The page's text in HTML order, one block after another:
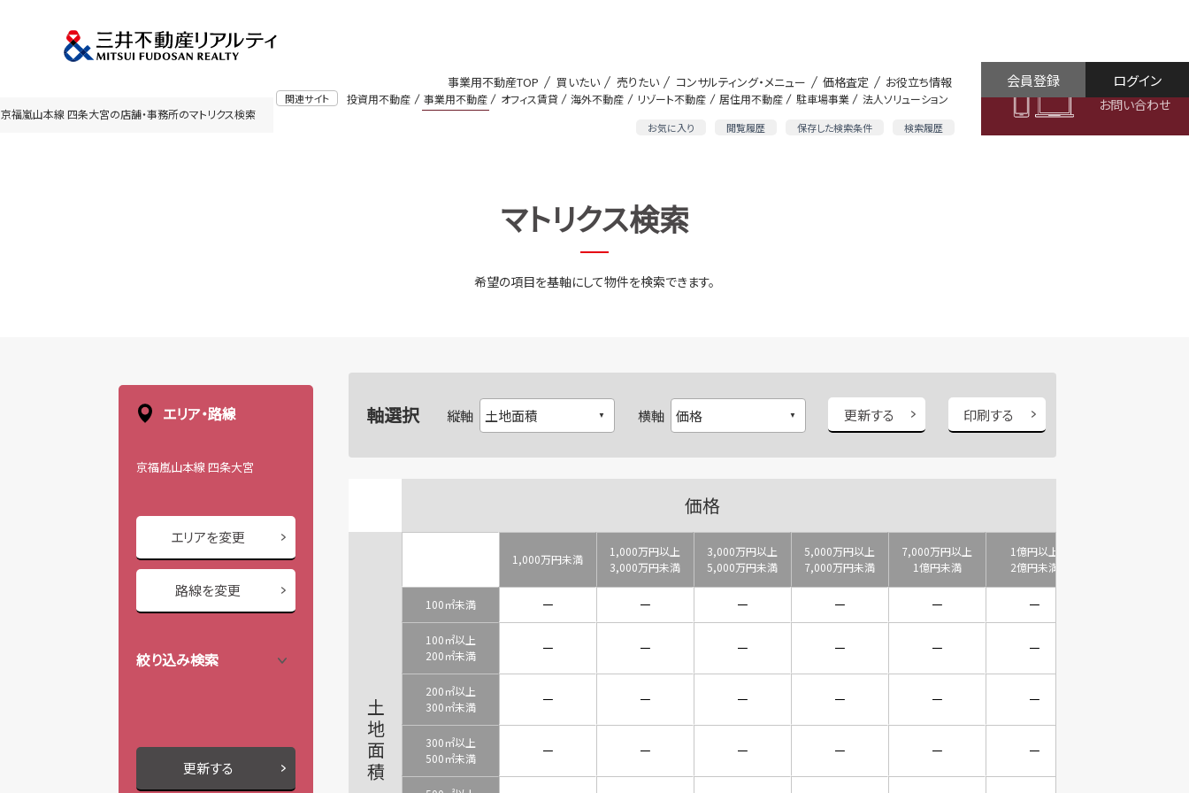
関連サイト 投資用不動産 事業用不動産 オフィス賃貸 海外不動産 リゾート不動産 居住用不動産 駐車場事業 法人ソリューション
お気に入り 閲覧履歴 保存した検索条件 検索履歴
事業用不動産TOP 買いたい 売りたい コンサルティング・メニュー 価格査定 お役立ち情報
お問い合わせ
ログイン
会員登録
京福嵐山本線 四条大宮の店舗・事務所のマトリクス検索
マトリクス検索
希望の項目を基軸にして物件を検索できます。
エリア・路線
京福嵐山本線 四条大宮
エリアを変更
路線を変更
絞り込み検索
更新する
軸選択 縦軸 横軸 更新する 印刷する
価格
土地面積
1,000万円未満
1,000万円以上
3,000万円未満
3,000万円以上
5,000万円未満
5,000万円以上
7,000万円未満
7,000万円以上
1億円未満
1億円以上
2億円未満
100㎡未満 － － － － － －
100㎡以上
200㎡未満
－ － － － － －
200㎡以上
300㎡未満
－ － － － － －
300㎡以上
500㎡未満
－ － － － － －